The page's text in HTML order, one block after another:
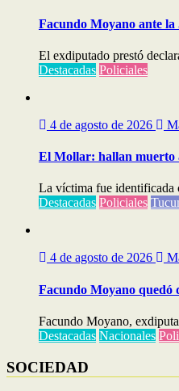
Facundo Moyano ante
El exdiputado prestó
Destacadas Policiales
4 de agosto de 2026
El Mollar: hallan muerto
La víctima fue identificada
Destacadas Policiales
4 de agosto de 2026
Facundo Moyano quedó
Facundo Moyano,
Destacadas Nacionales
SOCIEDAD